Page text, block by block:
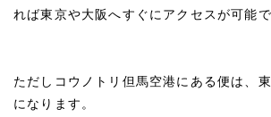
れば東京や大阪へすぐにアクセスが可能で
ただしコウノトリ但馬空港にある便は、
になります。